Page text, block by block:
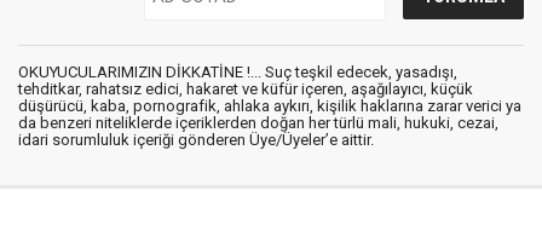
OKUYUCULARIMIZIN DİKKATİNE !... Suç teşkil edecek, yasadışı,
tehditkar, rahatsız edici, hakaret ve küfür içeren, aşağılayıcı, küçük
düşürücü, kaba, pornografik, ahlaka aykırı, kişilik haklarına zarar verici ya
da benzeri niteliklerde içeriklerden doğan her türlü mali, hukuki, cezai,
idari sorumluluk içeriği gönderen Üye/Üyeler’e aittir.